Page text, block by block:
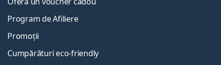
Program de Afiliere
Promoții
Cumpărături eco-friendly